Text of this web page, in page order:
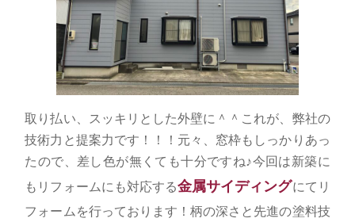
取り払い、スッキリとした外壁に＾＾これが、弊社の
技術力と提案力です！！！元々、窓枠もしっかりあっ
たので、差し色が無くても十分ですね♪今回は新築に
もリフォームにも対応する金属サイディングにてリ
フォームを行っております！柄の深さと先進の塗料技